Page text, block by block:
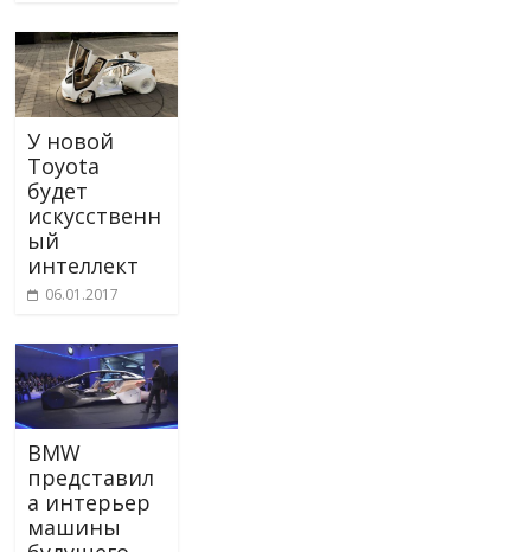
У новой
Toyota
будет
искусственн
ый
интеллект
06.01.2017
BMW
представил
а интерьер
машины